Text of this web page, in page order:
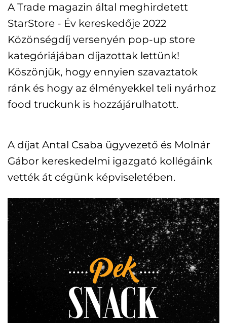
A Trade magazin által meghirdetett
StarStore - Év kereskedője 2022
Közönségdíj versenyén pop-up store
kategóriájában díjazottak lettünk!
Köszönjük, hogy ennyien szavaztatok
ránk és hogy az élményekkel teli nyárhoz
food truckunk is hozzájárulhatott.
A díjat Antal Csaba ügyvezető és Molnár
Gábor kereskedelmi igazgató kollégáink
vették át cégünk képviseletében.